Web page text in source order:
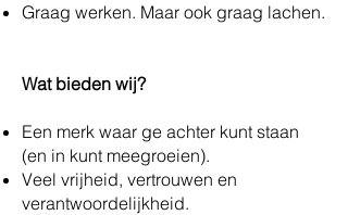
Graag werken. Maar ook graag lachen.
Wat bieden wij?
Een merk waar ge achter kunt staan
(en in kunt meegroeien).
Veel vrijheid, vertrouwen en
verantwoordelijkheid.